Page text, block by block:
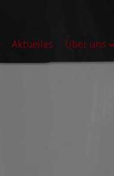
Aktuelles Über uns